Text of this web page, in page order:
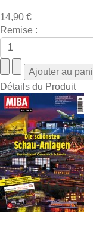
14,90 €
Remise :
Détails du Produit